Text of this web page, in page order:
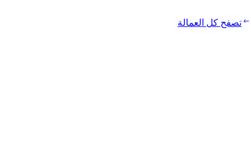
تصفح كل العمالة